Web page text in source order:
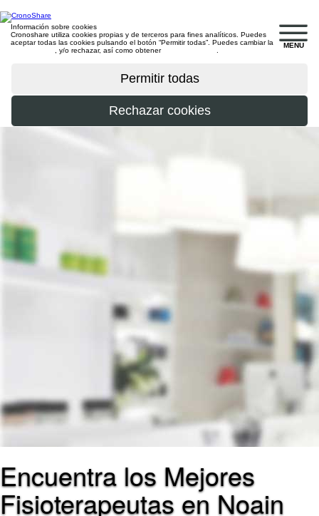
MENU
Información sobre cookies
Cronoshare utiliza cookies propias y de terceros para fines analíticos. Puedes
aceptar todas las cookies pulsando el botón “Permitir todas”. Puedes cambiar la
, y/o rechazar, así como obtener
Encuentra los Mejores
Fisioterapeutas en Noain